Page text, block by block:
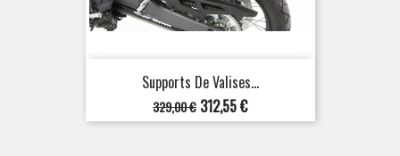
Supports De Valises...
Prix
de
329,00 € Prix
312,55 €